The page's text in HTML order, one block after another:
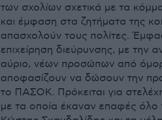
των σχολίων σχετικά με τα
και έμφαση στα ζητήματα της
απασχολούν τους πολίτες.
επιχείρηση διεύρυνσης, με την
αύριο, νέων προσώπων από
αποφασίζουν να δώσουν την
το ΠΑΣΟΚ. Πρόκειται για
με τα οποία έκαναν επαφές όλο